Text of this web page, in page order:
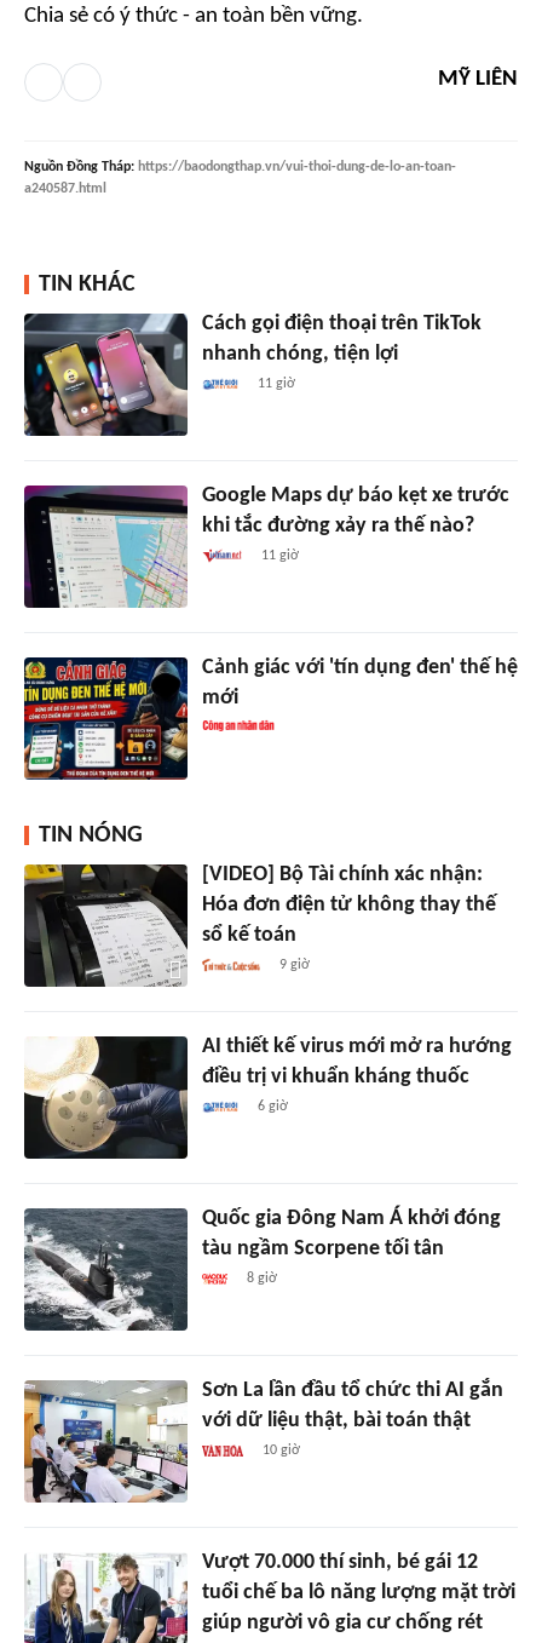
Chia sẻ có ý thức - an toàn bền vững.
MỸ LIÊN
Nguồn Đồng Tháp: https://baodongthap.vn/vui-thoi-dung-de-lo-an-toan-
a240587.html
TIN KHÁC
Cách gọi điện thoại trên TikTok
nhanh chóng, tiện lợi
11 giờ
Google Maps dự báo kẹt xe trước
khi tắc đường xảy ra thế nào?
11 giờ
Cảnh giác với 'tín dụng đen' thế hệ
mới
TIN NÓNG
[VIDEO] Bộ Tài chính xác nhận:
Hóa đơn điện tử không thay thế
sổ kế toán
9 giờ
AI thiết kế virus mới mở ra hướng
điều trị vi khuẩn kháng thuốc
6 giờ
Quốc gia Đông Nam Á khởi đóng
tàu ngầm Scorpene tối tân
8 giờ
Sơn La lần đầu tổ chức thi AI gắn
với dữ liệu thật, bài toán thật
10 giờ
Vượt 70.000 thí sinh, bé gái 12
tuổi chế ba lô năng lượng mặt trời
giúp người vô gia cư chống rét